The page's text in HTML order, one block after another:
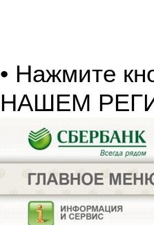
• Нажмите
НАШЕМ